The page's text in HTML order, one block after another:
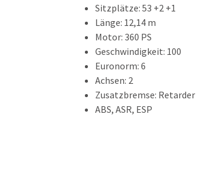
Sitzplätze: 53 +2 +1
Länge: 12,14 m
Motor: 360 PS
Geschwindigkeit: 100
Euronorm: 6
Achsen: 2
Zusatzbremse: Retarder
ABS, ASR, ESP